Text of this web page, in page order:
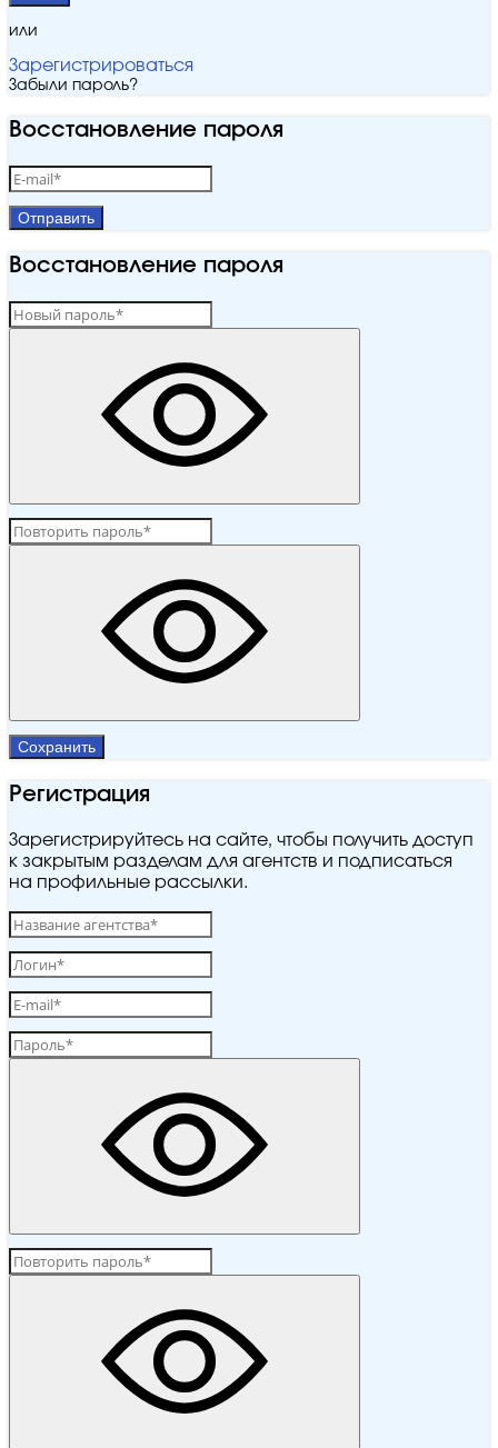
или
Зарегистрироваться
Забыли пароль?
Восстановление пароля
Отправить
Восстановление пароля
Сохранить
Регистрация
Зарегистрируйтесь на сайте, чтобы получить доступ
к закрытым разделам для агентств и подписаться
на профильные рассылки.